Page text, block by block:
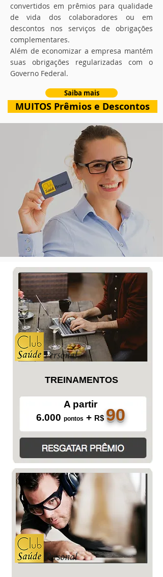
convertidos em prêmios para qualidade
de vida dos colaboradores ou em
descontos nos serviços de obrigações
complementares.
Além de economizar a empresa mantém
suas obrigações regularizadas com o
Governo Federal.
Saiba mais
MUITOS Prêmios e Descontos
TREINAMENTOS
A partir
6.000 pontos + R$ 90